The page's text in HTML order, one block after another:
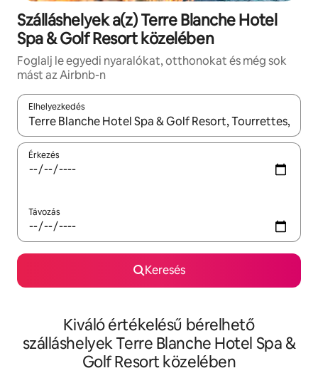
Szálláshelyek a(z) Terre Blanche Hotel
Spa & Golf Resort közelében
Foglalj le egyedi nyaralókat, otthonokat és még sok
mást az Airbnb-n
Elhelyezkedés
Az eredmények között a felfelé és a lefelé nyíllal
Érkezés
Távozás
Keresés
Kiváló értékelésű bérelhető
szálláshelyek Terre Blanche Hotel Spa &
Golf Resort közelében